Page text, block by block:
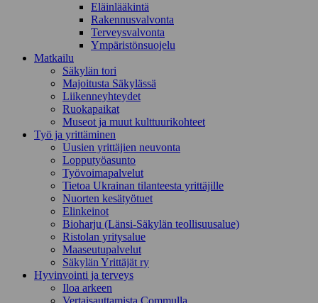
Eläinlääkintä
Rakennusvalvonta
Terveysvalvonta
Ympäristönsuojelu
Mat­kailu
Säkylän tori
Majoitusta Säkylässä
Liikenneyhteydet
Ruokapaikat
Museot ja muut kulttuurikohteet
Työ ja yrittä­minen
Uusien yrittäjien neuvonta
Lopputyöasunto
Työvoimapalvelut
Tietoa Ukrainan tilanteesta yrittäjille
Nuorten kesätyötuet
Elinkeinot
Bioharju (Länsi-Säkylän teollisuusalue)
Ristolan yritysalue
Maaseutupalvelut
Säkylän Yrittäjät ry
Hyvinvointi ja terveys
Iloa arkeen
Vertaisauttamista Commulla